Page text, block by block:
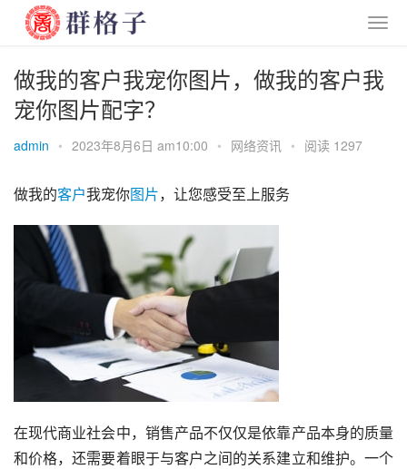
做我的客户我宠你图片，做我的客户我
宠你图片配字？
admin • 2023年8月6日 am10:00 • 网络资讯 • 阅读 1297
做我的客户我宠你图片，让您感受至上服务
在现代商业社会中，销售产品不仅仅是依靠产品本身的质量
和价格，还需要着眼于与客户之间的关系建立和维护。一个